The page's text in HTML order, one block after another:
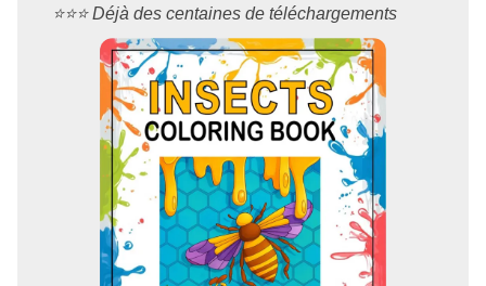
⭐️⭐️⭐️ Déjà des centaines de téléchargements